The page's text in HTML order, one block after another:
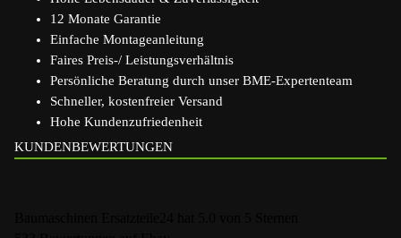
12 Monate Garantie
Einfache Montageanleitung
Faires Preis-/ Leistungsverhältnis
Persönliche Beratung durch unser BME-Expertenteam
Schneller, kostenfreier Versand
Hohe Kundenzufriedenheit
KUNDENBEWERTUNGEN